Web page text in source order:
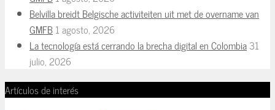
Belvilla breidt Belgische activiteiten uit met de overname van
GMFB1 agosto, 2026
La tecnología está cerrando la brecha digital en Colombia31
julio, 2026
Artículos de interés